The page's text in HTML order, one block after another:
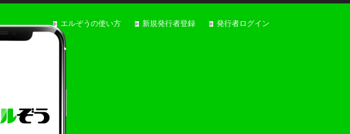
エルぞうの使い方 新規発行者登録 発行者ログイン